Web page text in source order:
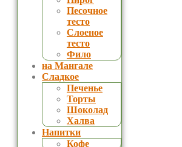
Песочное
тесто
Слоеное
тесто
Фило
на Мангале
Сладкое
Печенье
Торты
Шоколад
Халва
Напитки
Кофе